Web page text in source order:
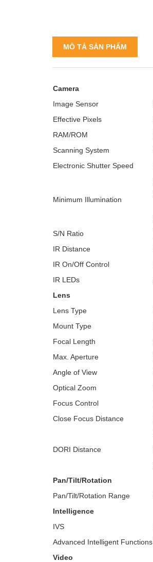
MÔ TẢ SẢN PHẨM
Camera
Image Sensor
Effective Pixels
RAM/ROM
Scanning System
Electronic Shutter Speed
Minimum Illumination
S/N Ratio
IR Distance
IR On/Off Control
IR LEDs
Lens
Lens Type
Mount Type
Focal Length
Max. Aperture
Angle of View
Optical Zoom
Focus Control
Close Focus Distance
DORI Distance
Pan/Tilt/Rotation
Pan/Tilt/Rotation Range
Intelligence
IVS
Advanced Intelligent Functions
Video